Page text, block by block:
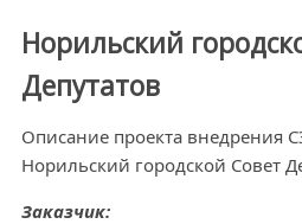
Норильский
Депутатов
Описание проекта внедрения
Норильский городской Совет
Заказчик: